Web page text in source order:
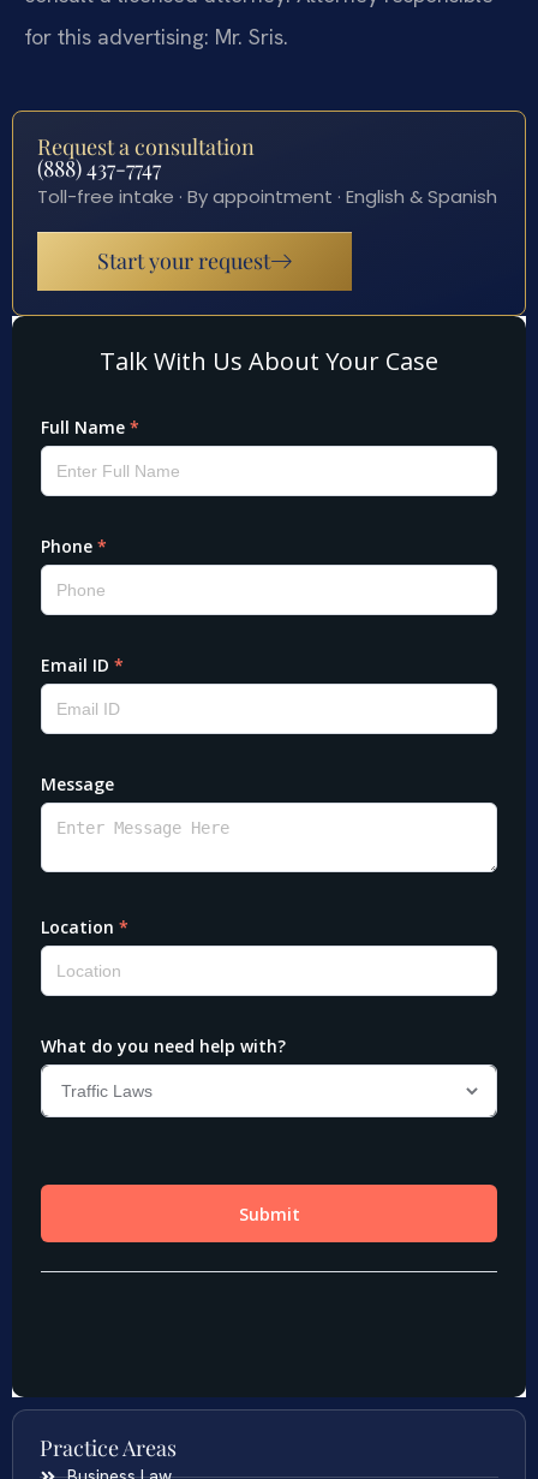
for this advertising: Mr. Sris.
Request a consultation
(888) 437-7747
Toll-free intake · By appointment · English & Spanish
Start your request
Practice Areas